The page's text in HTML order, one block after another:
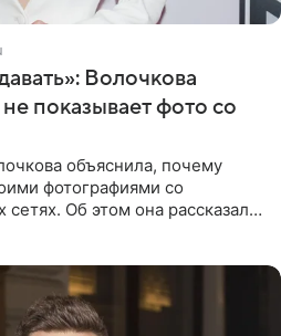
Волочкова
показывает фото со
объяснила, почему
фотографиями со
Об этом она рассказала